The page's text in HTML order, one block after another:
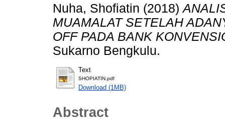
Nuha, Shofiatin (2018)
MUAMALAT SETELAH
OFF PADA BANK
Sukarno Bengkulu.
Text
SHOPIATIN.pdf
Download (1MB)
Abstract